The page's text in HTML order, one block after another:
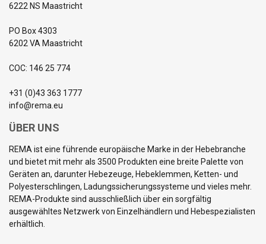
6222 NS Maastricht
PO Box 4303
6202 VA Maastricht
COC: 146 25 774
+31 (0)43 363 1777
info@rema.eu
ÜBER UNS
REMA ist eine führende europäische Marke in der Hebebranche
und bietet mit mehr als 3500 Produkten eine breite Palette von
Geräten an, darunter Hebezeuge, Hebeklemmen, Ketten- und
Polyesterschlingen, Ladungssicherungssysteme und vieles mehr.
REMA-Produkte sind ausschließlich über ein sorgfältig
ausgewähltes Netzwerk von Einzelhändlern und Hebespezialisten
erhältlich.